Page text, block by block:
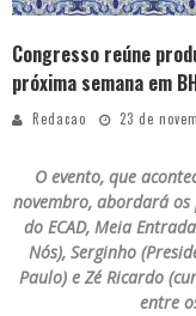
Congresso reúne
próxima semana em
Redacao 23 de
O evento, que
novembro, abordará
do ECAD, Meia
Nós), Serginho
Paulo) e Zé Ricardo
entre